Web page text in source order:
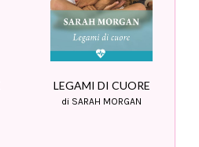
LEGAMI DI CUORE
di SARAH MORGAN